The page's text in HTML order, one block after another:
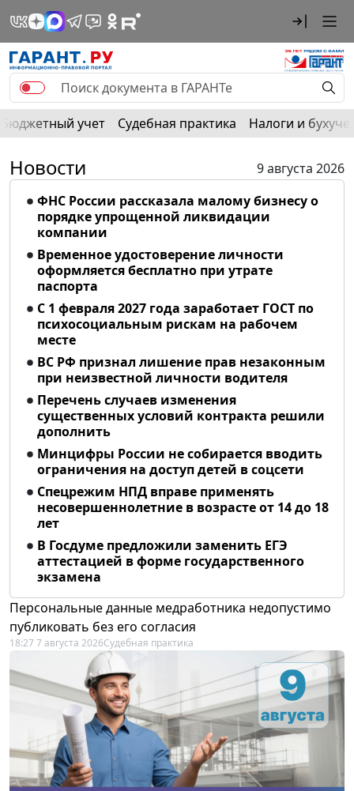
Бюджетный учет Судебная практика Налоги и
Новости
9 августа 2026
ФНС России рассказала малому бизнесу о
порядке упрощенной ликвидации
компании
Временное удостоверение личности
оформляется бесплатно при утрате
паспорта
С 1 февраля 2027 года заработает ГОСТ по
психосоциальным рискам на рабочем
месте
ВС РФ признал лишение прав незаконным
при неизвестной личности водителя
Перечень случаев изменения
существенных условий контракта решили
дополнить
Минцифры России не собирается вводить
ограничения на доступ детей в соцсети
Спецрежим НПД вправе применять
несовершеннолетние в возрасте от 14 до 18
лет
В Госдуме предложили заменить ЕГЭ
аттестацией в форме государственного
экзамена
Персональные данные медработника недопустимо
публиковать без его согласия
18:27 7 августа 2026Судебная практика